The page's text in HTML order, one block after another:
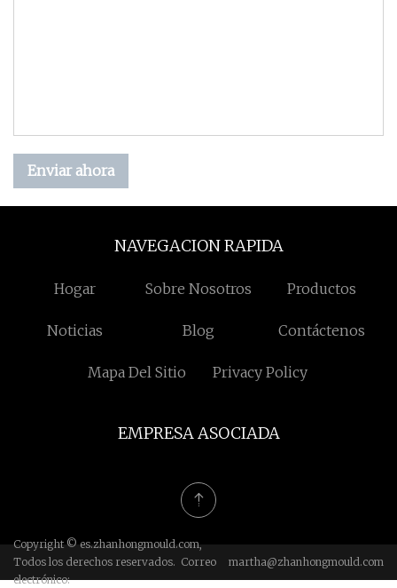
Enviar ahora
NAVEGACION RAPIDA
Hogar Sobre Nosotros Productos
Noticias Blog Contáctenos
Mapa Del Sitio Privacy Policy
EMPRESA ASOCIADA
Copyright © es.zhanhongmould.com,
Todos los derechos reservados. Correo
electrónico:
martha@zhanhongmould.com